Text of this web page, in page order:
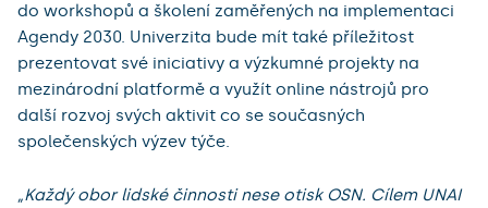
do workshopů a školení zaměřených na implementaci
Agendy 2030. Univerzita bude mít také příležitost
prezentovat své iniciativy a výzkumné projekty na
mezinárodní platformě a využít online nástrojů pro
další rozvoj svých aktivit co se současných
společenských výzev týče.
„Každý obor lidské činnosti nese otisk OSN. Cílem UNAI